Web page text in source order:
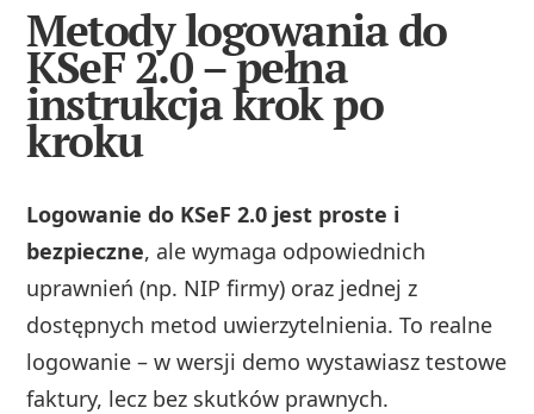
Metody logowania do
KSeF 2.0 – pełna
instrukcja krok po
kroku
Logowanie do KSeF 2.0 jest proste i
bezpieczne, ale wymaga odpowiednich
uprawnień (np. NIP firmy) oraz jednej z
dostępnych metod uwierzytelnienia. To realne
logowanie – w wersji demo wystawiasz testowe
faktury, lecz bez skutków prawnych.